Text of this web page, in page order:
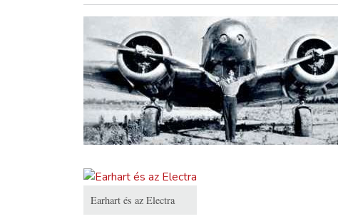
HAJÓZÁS
ARCHÍVUM
WEBSHOP
Earhart és az Electra